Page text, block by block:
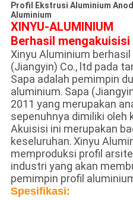
Profil Ekstrusi Aluminium
Aluminium
XINYU-ALUMINIUM
Berhasil mengakuisisi
Xinyu Aluminium
(Jiangyin) Co., ltd pada
Sapa adalah pemimpin
aluminium. Sapa
2011 yang merupakan
sepenuhnya dimiliki oleh
Akuisisi ini merupakan
keseluruhan.Xinyu
memproduksi profil
industri yang akan
pemimpin profil
Spesifikasi: